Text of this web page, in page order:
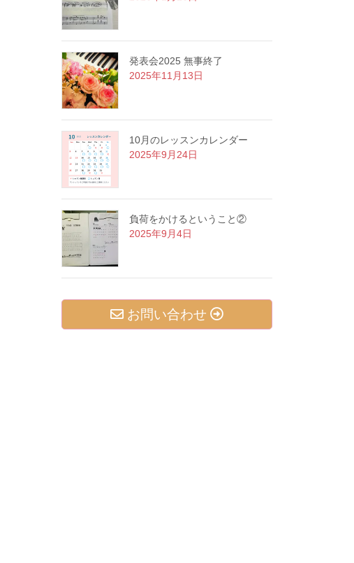
発表会2025 無事終了
2025年11月13日
10月のレッスンカレンダー
2025年9月24日
負荷をかけるということ②
2025年9月4日
お問い合わせ